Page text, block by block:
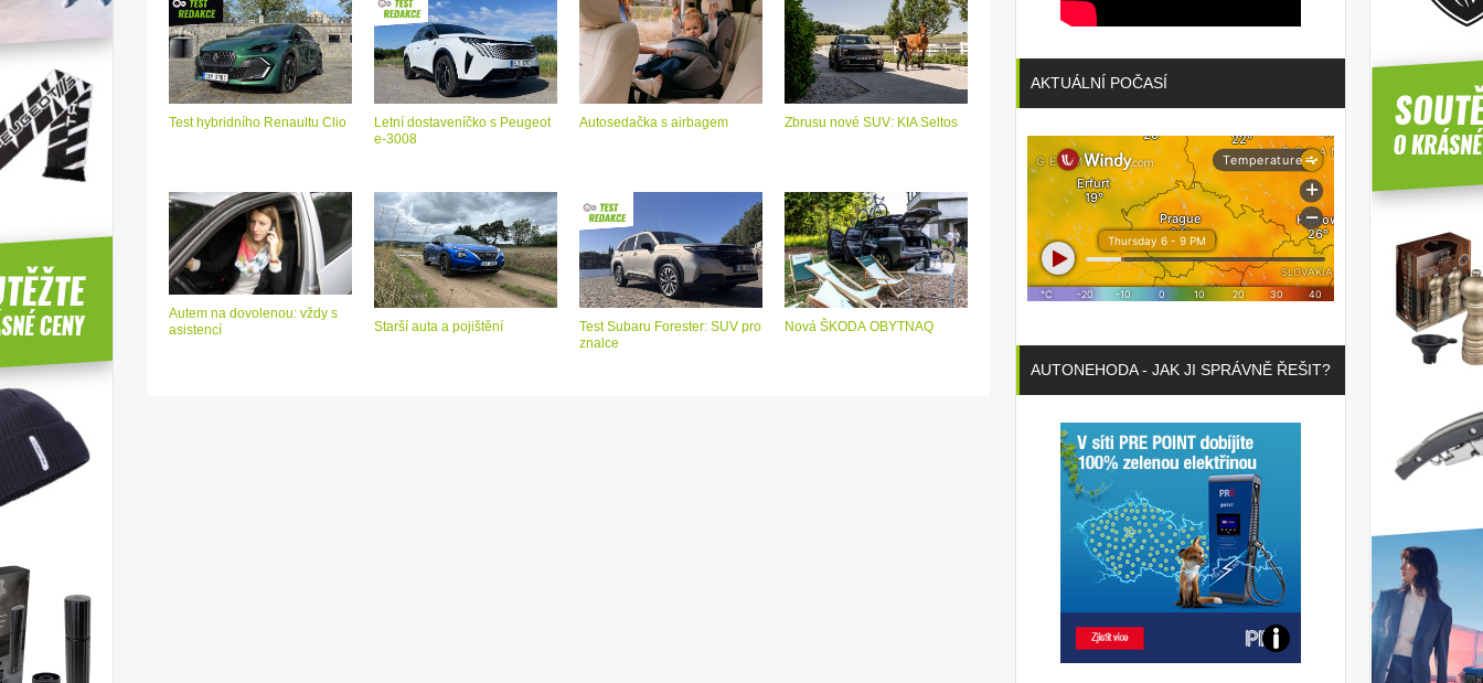
Test hybridního Renaultu Clio
Letní dostaveníčko s Peugeot
e-3008
Autosedačka s airbagem Zbrusu nové SUV: KIA Seltos
Autem na dovolenou: vždy s
asistencí
Starší auta a pojištění
Test Subaru Forester: SUV pro
znalce
Nová ŠKODA OBYTNAQ
AKTUÁLNÍ POČASÍ
AUTONEHODA - JAK JI SPRÁVNĚ ŘEŠIT?
Poznejte